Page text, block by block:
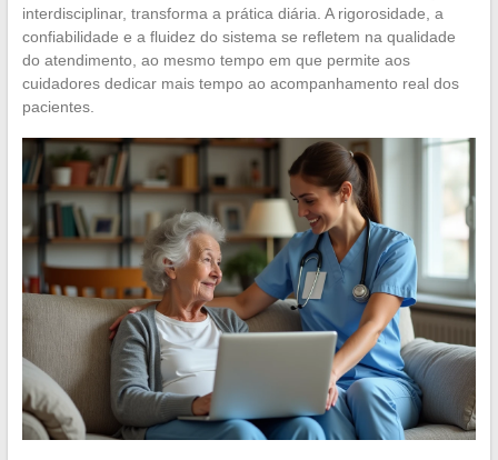
interdisciplinar, transforma a prática diária. A rigorosidade, a
confiabilidade e a fluidez do sistema se refletem na qualidade
do atendimento, ao mesmo tempo em que permite aos
cuidadores dedicar mais tempo ao acompanhamento real dos
pacientes.